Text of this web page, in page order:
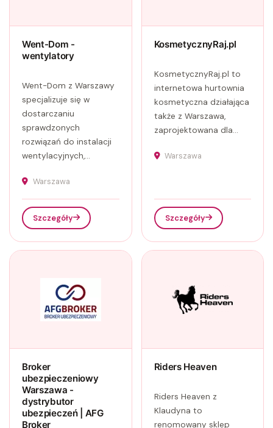
Went-Dom -
wentylatory
Went-Dom z Warszawy
specjalizuje się w
dostarczaniu
sprawdzonych
rozwiązań do instalacji
wentylacyjnych,...
Warszawa
Szczegóły
KosmetycznyRaj.pl
KosmetycznyRaj.pl to
internetowa hurtownia
kosmetyczna działająca
także z Warszawa,
zaprojektowana dla...
Warszawa
Szczegóły
Broker
ubezpieczeniowy
Warszawa -
dystrybutor
ubezpieczeń | AFG
Broker
Riders Heaven
Riders Heaven z
Klaudyna to
renomowany sklep